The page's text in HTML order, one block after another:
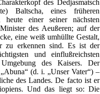
des Dedjasmatsch
Baltscha, eines früheren
heute einer seiner nächsten
des Aeußeren; auf der
eine weiß umhüllte Gestalt,
zu erkennen sind. Es ist der
und einflußreichsten
des Kaisers. Der
(d. i. „Unser Vater“) –
des Landes. De facto ist er
Und das liegt so: Die